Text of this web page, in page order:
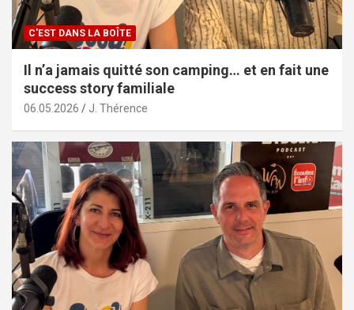
C'EST DANS LA BOÎTE
Il n’a jamais quitté son camping… et en fait une
success story familiale
06.05.2026 J. Thérence